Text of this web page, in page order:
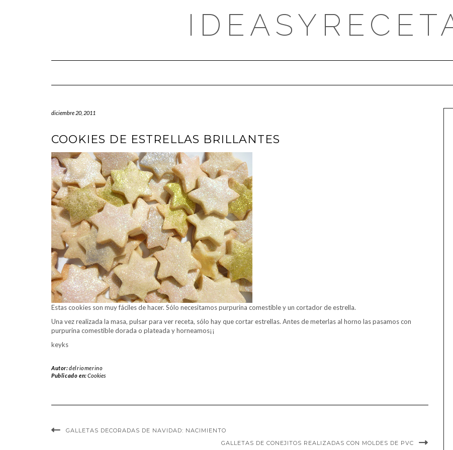
diciembre 20, 2011
COOKIES DE ESTRELLAS BRILLANTES
Estas cookies son muy fáciles de hacer. Sólo necesitamos purpurina comestible y un cortador de estrella.
Una vez realizada la masa, pulsar para ver receta, sólo hay que cortar estrellas. Antes de meterlas al horno las pasamos con
purpurina comestible dorada o plateada y horneamos¡¡
keyks
Autor:delriomerino
Publicado en:Cookies
GALLETAS DECORADAS DE NAVIDAD: NACIMIENTO
GALLETAS DE CONEJITOS REALIZADAS CON MOLDES DE PVC